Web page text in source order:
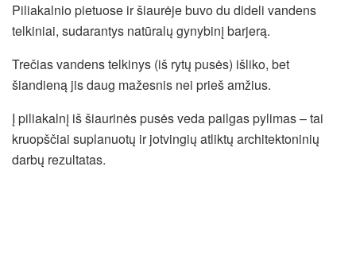
Piliakalnio pietuose ir šiaurėje buvo du dideli vandens
telkiniai, sudarantys natūralų gynybinį barjerą.
Trečias vandens telkinys (iš rytų pusės) išliko, bet
šiandieną jis daug mažesnis nei prieš amžius.
Į piliakalnį iš šiaurinės pusės veda pailgas pylimas – tai
kruopščiai suplanuotų ir jotvingių atliktų architektoninių
darbų rezultatas.